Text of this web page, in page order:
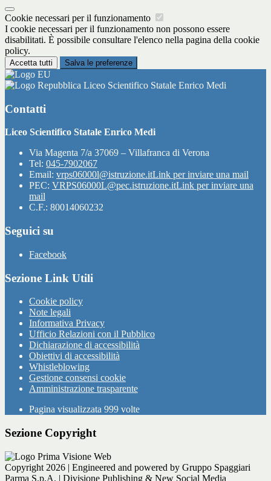
Cookie necessari per il funzionamento
I cookie necessari per il funzionamento non possono essere
disabilitati. È possibile consultare l'elenco nella pagina della cookie
policy.
Accetta tutti Salva le preferenze
Liceo Scientifico Statale Enrico Medi
Contatti
Liceo Scientifico Statale Enrico Medi
Via Magenta 7/a 37069 – Villafranca di Verona
Tel: 045-7902067
Email: vrps06000l@istruzione.itLink per inviare una mail
PEC: VRPS06000L@pec.istruzione.itLink per inviare una
mail
C.F.: 80014060232
Seguici su
Facebook
Sezione Link Utili
Cookie policy
Note legali
Informativa Privacy
Ufficio Relazioni con il Pubblico
Dichiarazione di accessibilità
Obiettivi di accessibilità
Whistleblowing
Gestione consensi cookie
Amministrazione trasparente
Pagina visualizzata 999 volte
Sezione Copyright
Copyright 2026 | Engineered and powered by Gruppo Spaggiari
Parma S.p.A. | Divisione Publishing & New Social Media